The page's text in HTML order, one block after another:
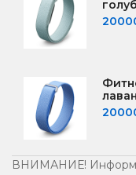
ВНИМАНИЕ!